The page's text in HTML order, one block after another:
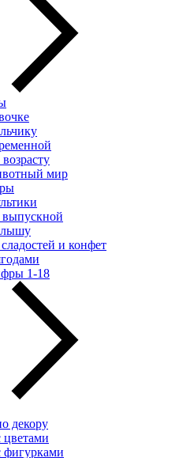
мир
выпускной
и конфет
1-18
декору
цветами
фигурками